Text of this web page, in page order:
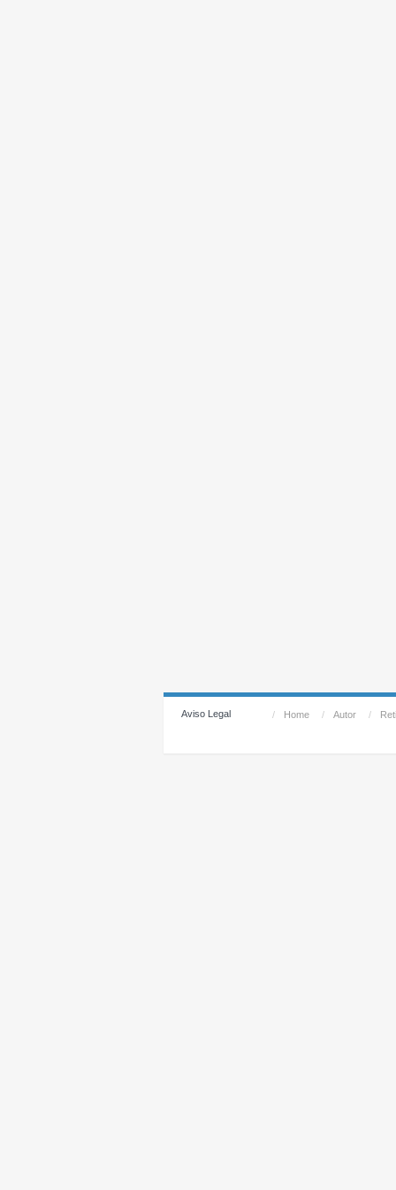
Aviso Legal / Home / Autor /